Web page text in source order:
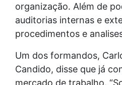
organização. Além de
auditorias internas e
procedimentos e
Um dos formandos,
Candido, disse que já
mercado de trabalho.